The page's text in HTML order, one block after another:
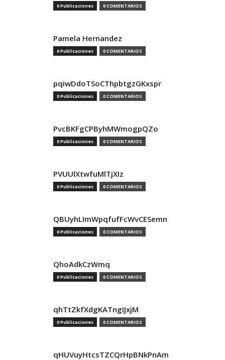
0 Publicaciones 0 COMENTARIOS
Pamela Hernandez
0 Publicaciones 0 COMENTARIOS
pqiwDdoTSoCThpbtgzGKxspr
0 Publicaciones 0 COMENTARIOS
PvcBKFgCPByhMWmogpQZo
0 Publicaciones 0 COMENTARIOS
PVUUlXtwfuMlTjXIz
0 Publicaciones 0 COMENTARIOS
QBUyhLImWpqfufFcWvCESemn
0 Publicaciones 0 COMENTARIOS
QhoAdkCzWmq
0 Publicaciones 0 COMENTARIOS
qhTtZkfXdgKATngIJxjM
0 Publicaciones 0 COMENTARIOS
qHUVuyHtcsTZCQrHpBNkPnAm